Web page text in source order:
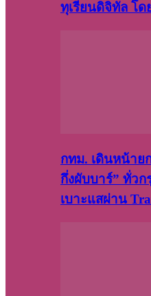
ทุเรียนดิจิทัล โด
กทม. เดินหน้าย
กึ่งผับบาร์” ทั่ว
เบาะแสผ่าน